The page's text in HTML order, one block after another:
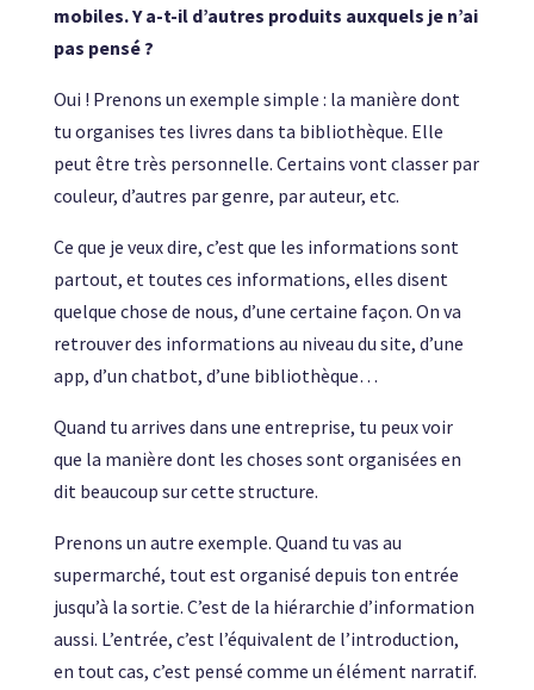
mobiles. Y a-t-il d’autres produits auxquels je n’ai
pas pensé ?
Oui ! Prenons un exemple simple : la manière dont
tu organises tes livres dans ta bibliothèque. Elle
peut être très personnelle. Certains vont classer par
couleur, d’autres par genre, par auteur, etc.
Ce que je veux dire, c’est que les informations sont
partout, et toutes ces informations, elles disent
quelque chose de nous, d’une certaine façon. On va
retrouver des informations au niveau du site, d’une
app, d’un chatbot, d’une bibliothèque…
Quand tu arrives dans une entreprise, tu peux voir
que la manière dont les choses sont organisées en
dit beaucoup sur cette structure.
Prenons un autre exemple. Quand tu vas au
supermarché, tout est organisé depuis ton entrée
jusqu’à la sortie. C’est de la hiérarchie d’information
aussi. L’entrée, c’est l’équivalent de l’introduction,
en tout cas, c’est pensé comme un élément narratif.